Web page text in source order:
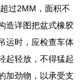
过2MM，面积不
造详图把盆式橡胶
运时，应检查车体
起轻放，不得猛起
加劲物，以承受支